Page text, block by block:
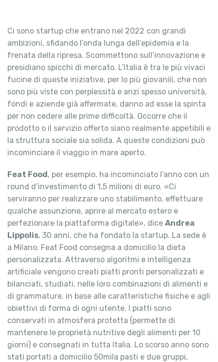
Ci sono startup che entrano nel 2022 con grandi
ambizioni, sfidando l’onda lunga dell’epidemia e la
frenata della ripresa. Scommettono sull’innovazione e
presidiano spicchi di mercato. L’Italia è tra le più vivaci
fucine di queste iniziative, per lo più giovanili, che non
sono più viste con perplessità e anzi spesso università,
fondi e aziende già affermate, danno ad esse la spinta
per non cedere alle prime difficoltà. Occorre che il
prodotto o il servizio offerto siano realmente appetibili e
la struttura sociale sia solida. A queste condizioni può
incominciare il viaggio in mare aperto.
Feat Food, per esempio, ha incominciato l’anno con un
round d’investimento di 1,5 milioni di euro. «Ci
serviranno per realizzare uno stabilimento, effettuare
qualche assunzione, aprire al mercato estero e
perfezionare la piattaforma digitale», dice Andrea
Lippolis, 30 anni, che ha fondato la startup. La sede è
a Milano. Feat Food consegna a domicilio la dieta
personalizzata. Attraverso algoritmi e intelligenza
artificiale vengono creati piatti pronti personalizzati e
bilanciati, studiati, nelle loro combinazioni di alimenti e
di grammature, in base alle caratteristiche fisiche e agli
obiettivi di forma di ogni utente. I piatti sono
conservati in atmosfera protetta (permette di
mantenere le proprietà nutritive degli alimenti per 10
giorni) e consegnati in tutta Italia. Lo scorso anno sono
stati portati a domicilio 50mila pasti e due gruppi,